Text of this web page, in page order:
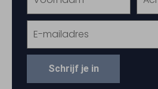
Schrijf je in